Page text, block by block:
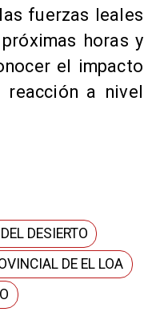
fuerzas leales
horas y
el impacto
a nivel
DESIERTO
DE EL LOA